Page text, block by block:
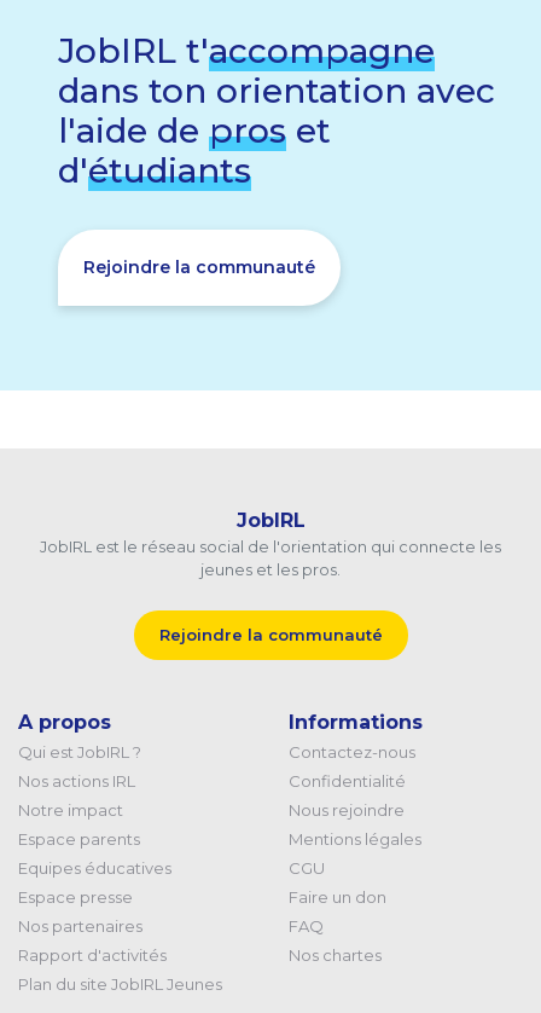
JobIRL t'accompagne
dans ton orientation avec
l'aide de pros et
d'étudiants
Rejoindre la communauté
JobIRL
JobIRL est le réseau social de l'orientation qui connecte les
jeunes et les pros.
Rejoindre la communauté
A propos
Qui est JobIRL ?
Nos actions IRL
Notre impact
Espace parents
Equipes éducatives
Espace presse
Nos partenaires
Rapport d'activités
Plan du site JobIRL Jeunes
Informations
Contactez-nous
Confidentialité
Nous rejoindre
Mentions légales
CGU
Faire un don
FAQ
Nos chartes